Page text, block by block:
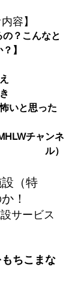
容】
の？こんなと
】
いと思った
チャンネ
ル）
（特
！
サービス
ちこまな